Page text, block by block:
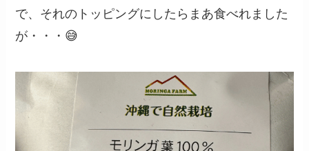
で、それのトッピングにしたらまあ食べれました
が・・・😅